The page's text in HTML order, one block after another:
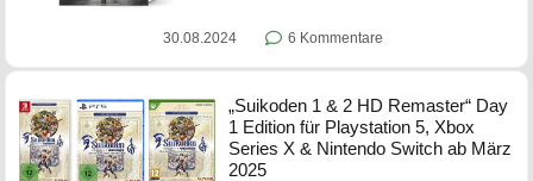
30.08.2024 6 Kommentare
„Suikoden 1 & 2 HD Remaster“ Day
1 Edition für Playstation 5, Xbox
Series X & Nintendo Switch ab März
2025